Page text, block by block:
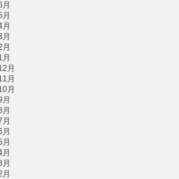
月
月
月